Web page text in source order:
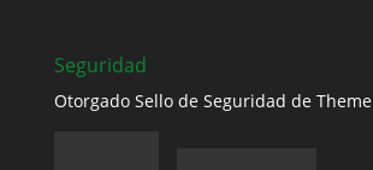
Seguridad
Otorgado Sello de Seguridad de Theme